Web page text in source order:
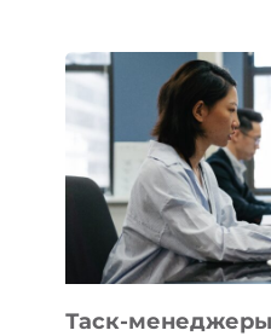
В
CHATGPT
Таск-